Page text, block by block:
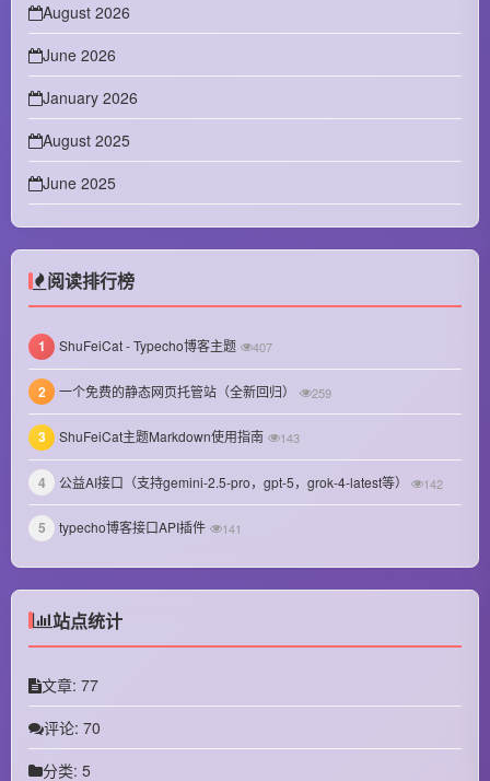
August 2026
June 2026
January 2026
August 2025
June 2025
April 2025
February 2025
January 2025
December 2024
November 2024
October 2024
September 2024
August 2024
July 2024
June 2024
May 2024
April 2024
March 2024
阅读排行榜
1 ShuFeiCat - Typecho博客主题 407
2 一个免费的静态网页托管站（全新回归） 259
3 ShuFeiCat主题Markdown使用指南 143
4 公益AI接口（支持gemini-2.5-pro，gpt-5，grok-4-latest等） 142
5 typecho博客接口API插件 141
站点统计
文章: 77
评论: 70
分类: 5